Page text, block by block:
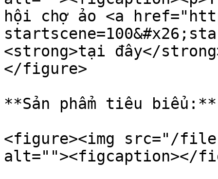
hội chợ ảo <a
<strong>tại đây</
</figure>
**Sản phẩm tiêu
<figure><img src="/files/